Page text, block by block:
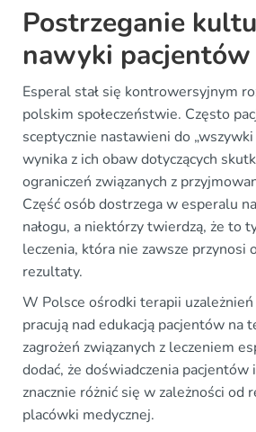
Postrzeganie
nawyki
Esperal stał się kontrowersyjnym
polskim społeczeństwie. Często
sceptycznie nastawieni do
wynika z ich obaw dotyczących
ograniczeń związanych z
Część osób dostrzega w esperalu
nałogu, a niektórzy twierdzą, że to
leczenia, która nie zawsze przynosi
rezultaty.
W Polsce ośrodki terapii
pracują nad edukacją pacjentów na
zagrożeń związanych z leczeniem
dodać, że doświadczenia pacjentów
znacznie różnić się w zależności od
placówki medycznej.